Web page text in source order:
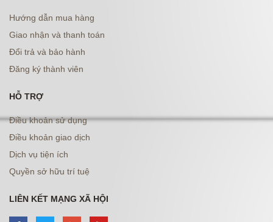
Hướng dẫn mua hàng
Giao nhận và thanh toán
Đổi trả và bảo hành
Đăng ký thành viên
HỖ TRỢ
Điều khoản sử dụng
Điều khoản giao dịch
Dịch vụ tiện ích
Quyền sở hữu trí tuệ
LIÊN KẾT MẠNG XÃ HỘI